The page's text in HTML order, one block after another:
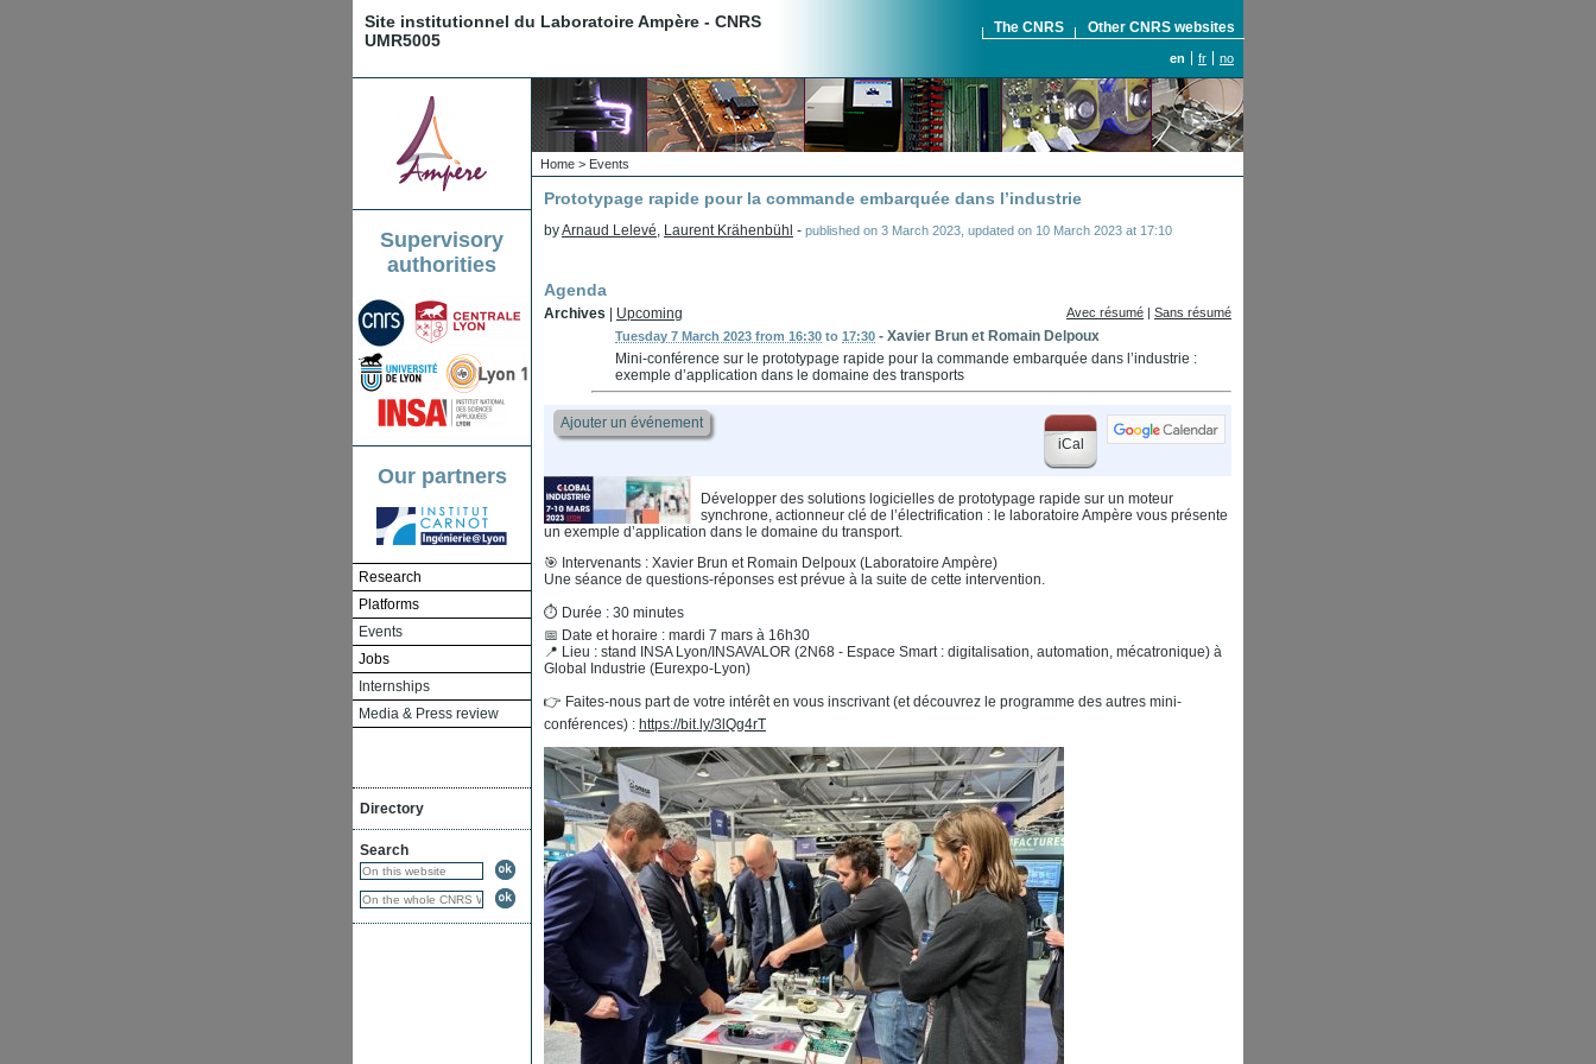
Site institutionnel du Laboratoire Ampère - CNRS
UMR5005
The CNRS Other CNRS websites
en fr no
Supervisory
authorities
Our partners
Research
Platforms
Events
Jobs
Internships
Media & Press review
Directory
Search
Home > Events
Prototypage rapide pour la commande embarquée dans l’industrie
byArnaud Lelevé, Laurent Krähenbühl - published on 3 March 2023 updated on 10 March 2023 at 17:10
Agenda
Avec résumé | Sans résumé
Archives Upcoming
Tuesday 7 March 2023 from 16:30 to 17:30 - Xavier Brun et Romain Delpoux
Mini-conférence sur le prototypage rapide pour la commande embarquée dans l’industrie :
exemple d’application dans le domaine des transports
Ajouter un événement
iCal
Développer des solutions logicielles de prototypage rapide sur un moteur
synchrone, actionneur clé de l’électrification : le laboratoire Ampère vous présente
un exemple d’application dans le domaine du transport.
🎯 Intervenants : Xavier Brun et Romain Delpoux (Laboratoire Ampère)
Une séance de questions-réponses est prévue à la suite de cette intervention.
⏱ Durée : 30 minutes
📅 Date et horaire : mardi 7 mars à 16h30
📍 Lieu : stand INSA Lyon/INSAVALOR (2N68 - Espace Smart : digitalisation, automation, mécatronique) à
Global Industrie (Eurexpo-Lyon)
👉 Faites-nous part de votre intérêt en vous inscrivant (et découvrez le programme des autres mini-
conférences) : https://bit.ly/3lQg4rT